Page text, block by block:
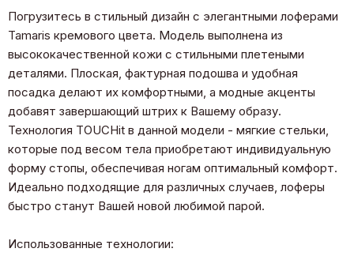
Погрузитесь в стильный дизайн c элегантными лоферами
Tamaris кремового цвета. Модель выполнена из
высококачественной кожи с стильными плетеными
деталями. Плоская, фактурная подошва и удобная
посадка делают их комфортными, а модные акценты
добавят завершающий штрих к Вашему образу.
Технология TOUCHit в данной модели - мягкие стельки,
которые под весом тела приобретают индивидуальную
форму стопы, обеспечивая ногам оптимальный комфорт.
Идеально подходящие для различных случаев, лоферы
быстро станут Вашей новой любимой парой.
Использованные технологии: